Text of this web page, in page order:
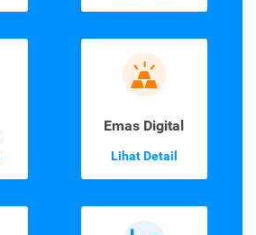
Emas Digital
Lihat Detail